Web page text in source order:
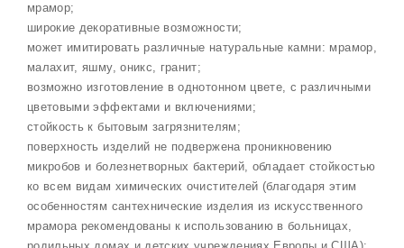
мрамор;
широкие декоративные возможности;
может имитировать различные натуральные камни: мрамор,
малахит, яшму, оникс, гранит;
возможно изготовление в однотонном цвете, с различными
цветовыми эффектами и включениями;
стойкость к бытовым загрязнителям;
поверхность изделий не подвержена проникновению
микробов и болезнетворных бактерий, обладает стойкостью
ко всем видам химических очистителей (благодаря этим
особенностям сантехнические изделия из искусственного
мрамора рекомендованы к использованию в больницах,